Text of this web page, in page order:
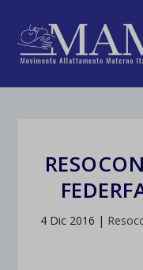
4 Dic 2016 |